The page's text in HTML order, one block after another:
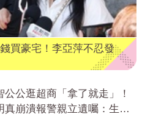
買豪宅！李亞萍不忍發
公公逛超商「拿了就走」！
真崩潰報警親立遺囑：生命